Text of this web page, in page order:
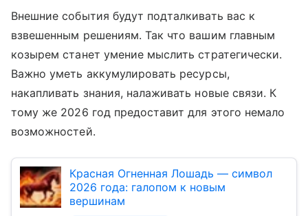
Внешние события будут подталкивать вас к
взвешенным решениям. Так что вашим главным
козырем станет умение мыслить стратегически.
Важно уметь аккумулировать ресурсы,
накапливать знания, налаживать новые связи. К
тому же 2026 год предоставит для этого немало
возможностей.
Красная Огненная Лошадь — символ
2026 года: галопом к новым
вершинам